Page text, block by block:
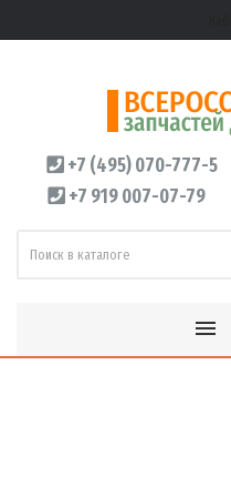
+7 (495) 070-777-5
+7 919 007-07-79